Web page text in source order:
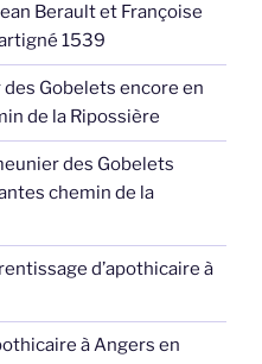
Berault et Françoise
1539
Gobelets encore en
de la Ripossière
des Gobelets
chemin de la
d’apothicaire à
à Angers en